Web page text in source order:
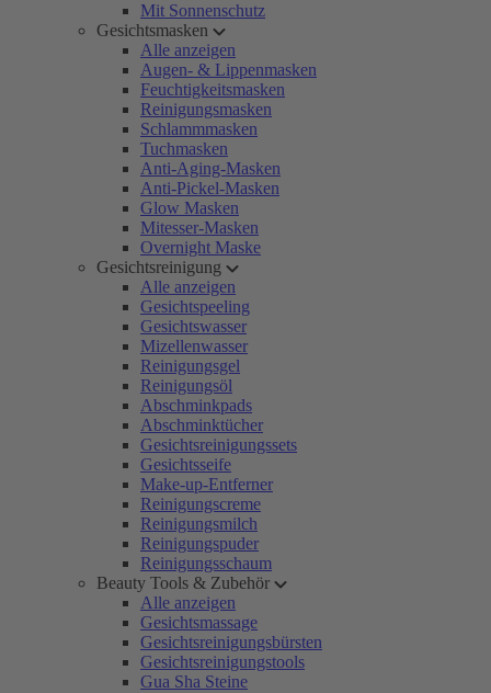
Mit Sonnenschutz
Gesichtsmasken
Alle anzeigen
Augen- & Lippenmasken
Feuchtigkeitsmasken
Reinigungsmasken
Schlammmasken
Tuchmasken
Anti-Aging-Masken
Anti-Pickel-Masken
Glow Masken
Mitesser-Masken
Overnight Maske
Gesichtsreinigung
Alle anzeigen
Gesichtspeeling
Gesichtswasser
Mizellenwasser
Reinigungsgel
Reinigungsöl
Abschminkpads
Abschminktücher
Gesichtsreinigungssets
Gesichtsseife
Make-up-Entferner
Reinigungscreme
Reinigungsmilch
Reinigungspuder
Reinigungsschaum
Beauty Tools & Zubehör
Alle anzeigen
Gesichtsmassage
Gesichtsreinigungsbürsten
Gesichtsreinigungstools
Gua Sha Steine